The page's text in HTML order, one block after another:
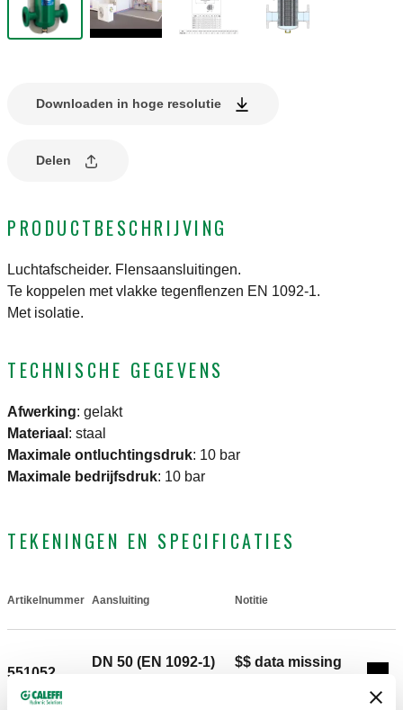
Downloaden in hoge resolutie
Delen
PRODUCTBESCHRIJVING
Luchtafscheider. Flensaansluitingen.
Te koppelen met vlakke tegenflenzen EN 1092-1.
Met isolatie.
TECHNISCHE GEGEVENS
Afwerking: gelakt
Materiaal : staal
Maximale ontluchtingsdruk: 10 bar
Maximale bedrijfsdruk: 10 bar
TEKENINGEN EN SPECIFICATIES
Artikelnummer Aansluiting Notitie
551052
DN 50 (EN 1092-1)
$$ data missing